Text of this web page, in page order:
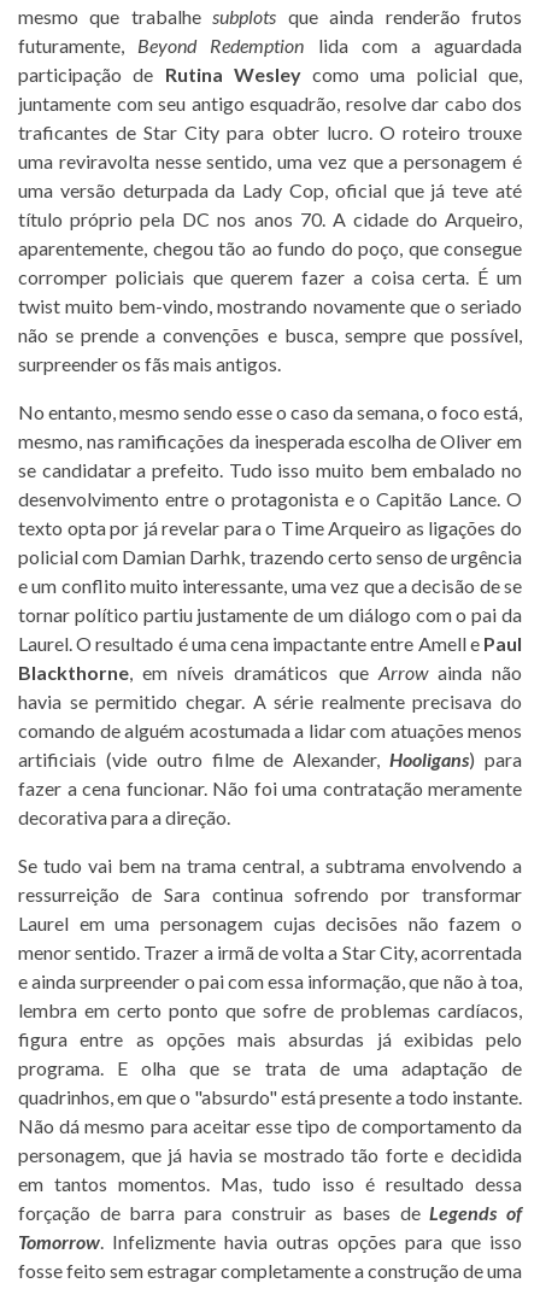
mesmo que trabalhesubplots que ainda renderão frutos
futuramente, Beyond Redemption lida com a aguardada
participação de Rutina Wesleycomo uma policial que,
juntamente com seu antigo esquadrão, resolve dar cabo dos
traficantes de Star City para obter lucro. O roteiro trouxe
uma reviravolta nesse sentido, uma vez que a personagem é
uma versão deturpada da Lady Cop, oficial que já teve até
título próprio pela DC nos anos 70. A cidade do Arqueiro,
aparentemente, chegou tão ao fundo do poço, que consegue
corromper policiais que querem fazer a coisa certa. É um
twist muito bem-vindo, mostrando novamente que o seriado
não se prende a convenções e busca, sempre que possível,
surpreender os fãs mais antigos.
No entanto, mesmo sendo esse o caso da semana, o foco está,
mesmo, nas ramificações da inesperada escolha de Oliver em
se candidatar a prefeito. Tudo isso muito bem embalado no
desenvolvimento entre o protagonista e o Capitão Lance. O
texto opta por já revelar para o Time Arqueiro as ligações do
policial com Damian Darhk, trazendo certo senso de urgência
e um conflito muito interessante, uma vez que a decisão de se
tornar político partiu justamente de um diálogo com o pai da
Laurel. O resultado é uma cena impactante entre Amell e Paul
Blackthorne, em níveis dramáticos que Arrowainda não
havia se permitido chegar. A série realmente precisava do
comando de alguém acostumada a lidar com atuações menos
artificiais (vide outro filme de Alexander,Hooligans) para
fazer a cena funcionar. Não foi uma contratação meramente
decorativa para a direção.
Se tudo vai bem na trama central, a subtrama envolvendo a
ressurreição de Sara continua sofrendo por transformar
Laurel em uma personagem cujas decisões não fazem o
menor sentido. Trazer a irmã de volta a Star City, acorrentada
e ainda surpreender o pai com essa informação, que não à toa,
lembra em certo ponto que sofre de problemas cardíacos,
figura entre as opções mais absurdas já exibidas pelo
programa. E olha que se trata de uma adaptação de
quadrinhos, em que o "absurdo" está presente a todo instante.
Não dá mesmo para aceitar esse tipo de comportamento da
personagem, que já havia se mostrado tão forte e decidida
em tantos momentos. Mas, tudo isso é resultado dessa
forçação de barra para construir as bases deLegends of
Tomorrow. Infelizmente havia outras opções para que isso
fosse feito sem estragar completamente a construção de uma